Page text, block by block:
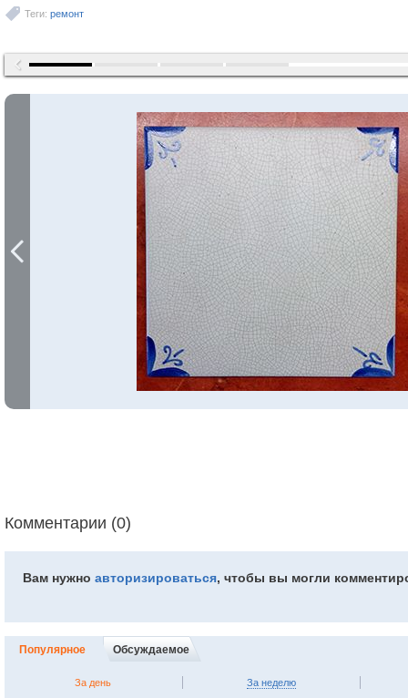
Теги: ремонт
Комментарии (0)
Вам нужно авторизироваться, чтобы вы могли
Популярное Обсуждаемое
За день За неделю